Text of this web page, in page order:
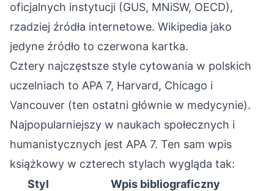
oficjalnych instytucji (GUS, MNiSW, OECD),
rzadziej źródła internetowe. Wikipedia jako
jedyne źródło to czerwona kartka.
Cztery najczęstsze style cytowania w polskich
uczelniach to APA 7, Harvard, Chicago i
Vancouver (ten ostatni głównie w medycynie).
Najpopularniejszy w naukach społecznych i
humanistycznych jest APA 7. Ten sam wpis
książkowy w czterech stylach wygląda tak:
Styl
Wpis bibliograficzny